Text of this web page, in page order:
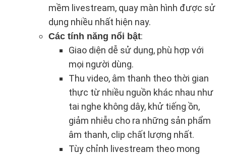
mềm livestream, quay màn hình được sử
dụng nhiều nhất hiện nay.
Các tính năng nổi bật:
Giao diện dễ sử dụng, phù hợp với
mọi người dùng.
Thu video, âm thanh theo thời gian
thực từ nhiều nguồn khác nhau như
tai nghe không dây, khử tiếng ồn,
giảm nhiễu cho ra những sản phẩm
âm thanh, clip chất lượng nhất.
Tùy chỉnh livestream theo mong